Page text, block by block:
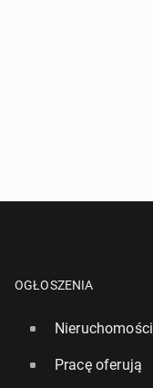
OGŁOSZENIA
Nieruchomości
Pracę oferują